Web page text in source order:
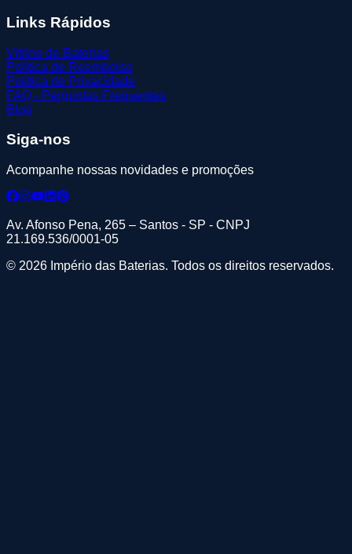
Links Rápidos
Vitrine de Baterias
Política de Reembolso
Política de Privacidade
FAQ - Perguntas Frequentes
Blog
Siga-nos
Acompanhe nossas novidades e promoções
Av. Afonso Pena, 265 – Santos - SP - CNPJ
21.169.536/0001-05
© 2026 Império das Baterias. Todos os direitos reservados.